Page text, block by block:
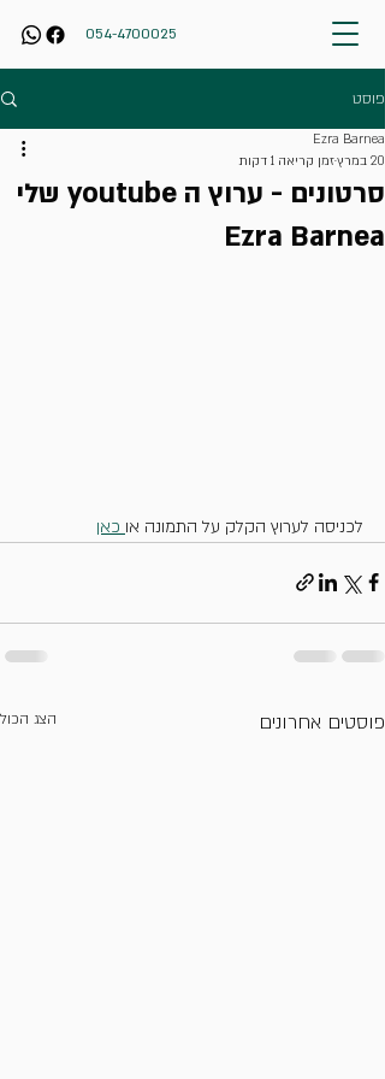
054-4700025
פוסט
סרטונים - ערוץ ה youtube שלי
Ezra Barnea
Ezra Barnea
20 במרץ
זמן קריאה 1 דקות
לכניסה לערוץ הקלק על התמונה או כאן
פוסטים אחרונים הצג הכול